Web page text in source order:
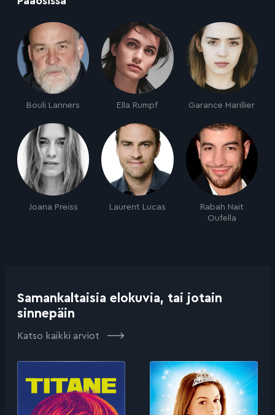
Bouli Lanners Ella Rumpf Garance Marillier
Joana Preiss Laurent Lucas
Rabah Nait
Oufella
Samankaltaisia elokuvia, tai jotain
sinnepäin
Katso kaikki arviot